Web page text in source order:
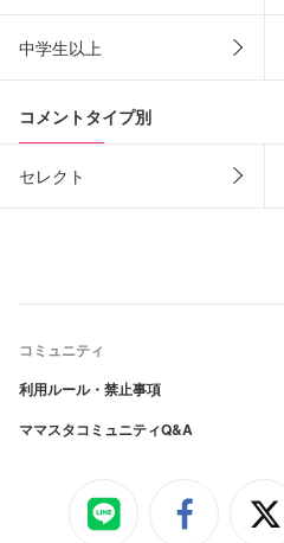
中学生以上
コメントタイプ別
セレクト
コミュニティ
利用ルール・禁止事項
ママスタコミュニティQ&A